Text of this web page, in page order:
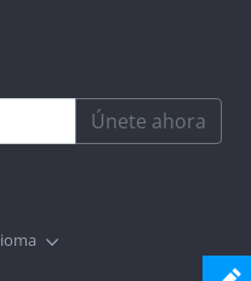
Únete ahora